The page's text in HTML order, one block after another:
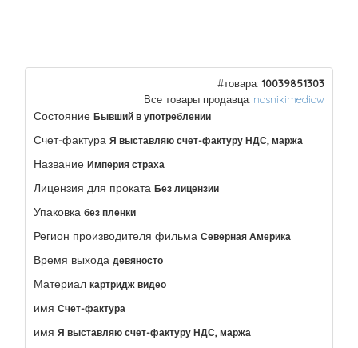
#товара: 10039851303
Все товары продавца: nosnikimediow
Состояние Бывший в употреблении
Счет-фактура Я выставляю счет-фактуру НДС, маржа
Название Империя страха
Лицензия для проката Без лицензии
Упаковка без пленки
Регион производителя фильма Северная Америка
Время выхода девяносто
Материал картридж видео
имя Счет-фактура
имя Я выставляю счет-фактуру НДС, маржа